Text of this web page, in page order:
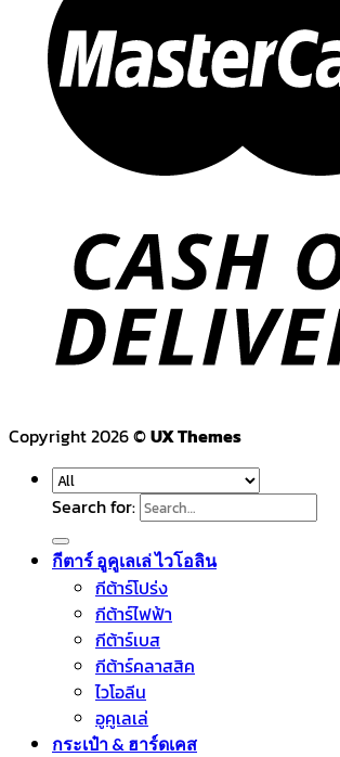
Copyright 2026 ©UX Themes
Search for:
กีตาร์ อูคูเลเล่ ไวโอลิน
กีต้าร์โปร่ง
กีต้าร์ไฟฟ้า
กีต้าร์เบส
กีต้าร์คลาสสิค
ไวโอลีน
อูคูเลเล่
กระเป๋า & ฮาร์ดเคส